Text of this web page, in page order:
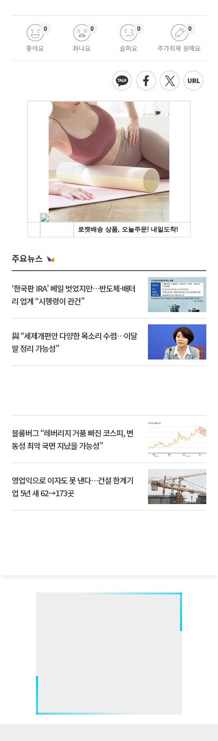
좋아요
0
화나요
0
슬퍼요
0
추가취재 원해요
0
주요뉴스
‘한국판 IRA’ 베일 벗었지만…반도체·배터
리 업계 “시행령이 관건”
與 “세제개편안 다양한 목소리 수렴…이달
말 정리 가능성”
블룸버그 “레버리지 거품 빠진 코스피, 변
동성 최악 국면 지났을 가능성”
영업익으로 이자도 못 낸다…건설 한계기
업 5년 새 62→173곳